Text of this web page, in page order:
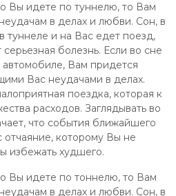
Вы идете по туннелю, то Вам
в делах и любви. Сон, в
туннеле и на Вас едет поезд,
серьезная болезнь. Если во сне
Вам придется
Вас неудачами в делах.
поездка, которая к
расходов. Заглядывать во
что события ближайшего
которому Вы не
избежать худшего.
Вы идете по тоннелю, то Вам
в делах и любви. Сон, в